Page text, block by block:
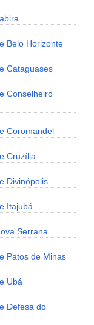
Belo Horizonte
Cataguases
Conselheiro
Coromandel
Cruzília
Divinópolis
Itajubá
Serrana
Patos de Minas
Ubá
Defesa do